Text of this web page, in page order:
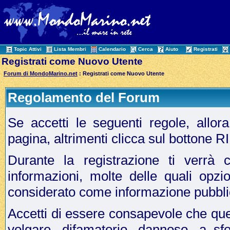
Topic Attivi Lista Membri Calendario Cerca Aiuto Registrati
Registrati come Nuovo Utente
Forum di MondoMarino.net : Registrati come Nuovo Utente
Regolamento del Forum
Se accetti le seguenti regole,
pagina, altrimenti clicca sul bottone
Durante la registrazione ti verrà
informazioni, molte delle quali
considerato come informazione
Accetti di essere consapevole che